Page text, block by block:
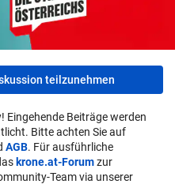
teilzunehmen
Eingehende Beiträge werden
Bitte achten Sie auf
AGB. Für ausführliche
krone.at-Forumzur
Team via unserer